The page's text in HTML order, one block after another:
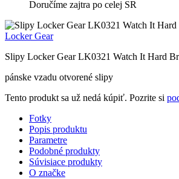
Doručíme zajtra po celej SR
Locker Gear
Slipy Locker Gear LK0321 Watch It Hard
pánske vzadu otvorené slipy
Tento produkt sa už nedá kúpiť. Pozrite si
Fotky
Popis produktu
Parametre
Podobné produkty
Súvisiace produkty
O značke